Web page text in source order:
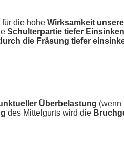
für die hohe Wirksamkeit
Schulterpartie tiefer Einsinken
die Fräsung tiefer
Überbelastung (wenn
des Mittelgurts wird die